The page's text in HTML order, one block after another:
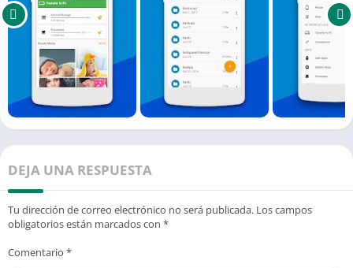
DEJA UNA RESPUESTA
Tu dirección de correo electrónico no será publicada. Los campos
obligatorios están marcados con *
Comentario *